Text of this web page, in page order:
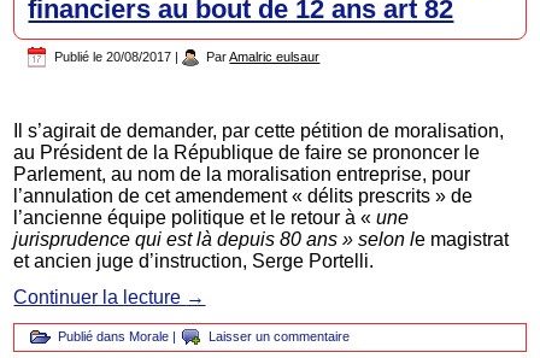
financiers au bout de 12 ans art 82
Publié le 20/08/2017 | Par Amalric eulsaur
Il s’agirait de demander, par cette pétition de moralisation,
au Président de la République de faire se prononcer le
Parlement, au nom de la moralisation entreprise, pour
l’annulation de cet amendement « délits prescrits » de
l’ancienne équipe politique et le retour à «une
jurisprudence qui est là depuis 80 ans » selon le magistrat
et ancien juge d’instruction, Serge Portelli.
Continuer la lecture →
Publié dans Morale | Laisser un commentaire